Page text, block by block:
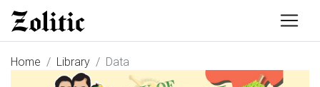
Home Library Data